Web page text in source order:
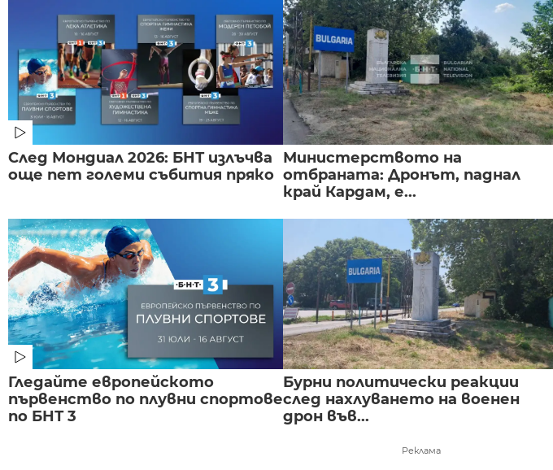
След Мондиал 2026: БНТ излъчва
още пет големи събития пряко
Министерството на
отбраната: Дронът, паднал
край Кардам, е...
Гледайте европейското
първенство по плувни спортове
по БНТ 3
Бурни политически реакции
след нахлуването на военен
дрон във...
Реклама